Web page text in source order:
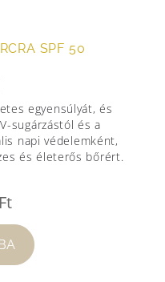
SPF 50
egyensúlyát, és
sugárzástól és a
napi védelemként,
és életerős bőrért.
Ft